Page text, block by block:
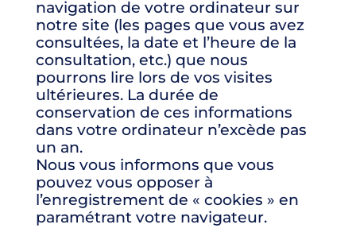
navigation de votre ordinateur sur
notre site (les pages que vous avez
consultées, la date et l’heure de la
consultation, etc.) que nous
pourrons lire lors de vos visites
ultérieures. La durée de
conservation de ces informations
dans votre ordinateur n’excède pas
un an.
Nous vous informons que vous
pouvez vous opposer à
l’enregistrement de « cookies » en
paramétrant votre navigateur.